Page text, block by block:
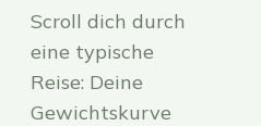
Scroll dich durch
eine typische
Reise: Deine
Gewichtskurve